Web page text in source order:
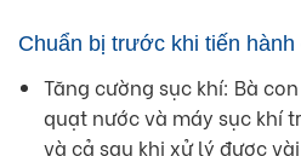
Chuẩn bị trước khi tiến hành
Tăng cường sục khí: Bà
quạt nước và máy sục khí
và cả sau khi xử lý được